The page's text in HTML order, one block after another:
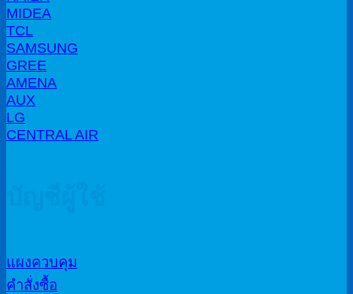
MIDEA
TCL
SAMSUNG
GREE
AMENA
AUX
LG
CENTRAL AIR
แผงควบคุม
คำสั่งซื้อ